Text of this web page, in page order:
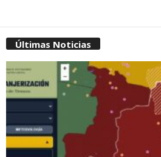
Últimas Noticias